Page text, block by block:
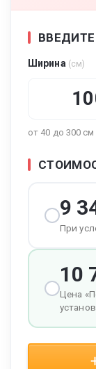
Ширина (см)
от 40 до 300 см
9
При
10
Цена